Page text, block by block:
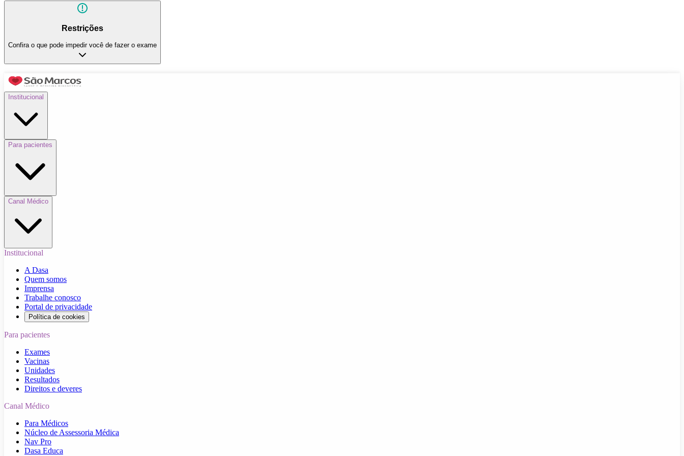
Restrições
Confira o que pode impedir você de fazer o exame
Institucional
Para pacientes
Canal Médico
Institucional
A Dasa
Quem somos
Imprensa
Trabalhe conosco
Portal de privacidade
Política de cookies
Para pacientes
Exames
Vacinas
Unidades
Resultados
Direitos e deveres
Canal Médico
Para Médicos
Núcleo de Assessoria Médica
Nav Pro
Dasa Educa